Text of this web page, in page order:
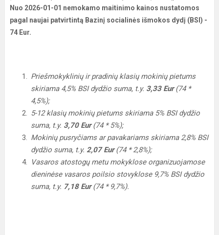
Nuo 2026-01-01 nemokamo maitinimo kainos nustatomos
pagal naujai patvirtintą Bazinį socialinės išmokos dydį (BSI) -
74 Eur.
Priešmokyklinių ir pradinių klasių mokinių pietums
skiriama 4,5% BSI dydžio suma, t.y. 3,33 Eur(74 *
4,5%);
5-12 klasių mokinių pietums skiriama 5% BSI dydžio
suma, t.y. 3,70 Eur(74 * 5%);
Mokinių pusryčiams ar pavakariams skiriama 2,8% BSI
dydžio suma, t.y. 2,07 Eur(74 * 2,8%);
Vasaros atostogų metu mokyklose organizuojamose
dieninėse vasaros poilsio stovyklose 9,7% BSI dydžio
suma, t.y. 7,18 Eur(74 * 9,7%).